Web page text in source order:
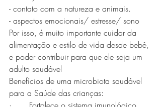
- contato com a natureza e animais.
- aspectos emocionais/ estresse/ sono
Por isso, é muito importante cuidar da
alimentação e estilo de vida desde bebê,
e poder contribuir para que ele seja um
adulto saudável
Benefícios de uma microbiota saudável
para a Saúde das crianças: